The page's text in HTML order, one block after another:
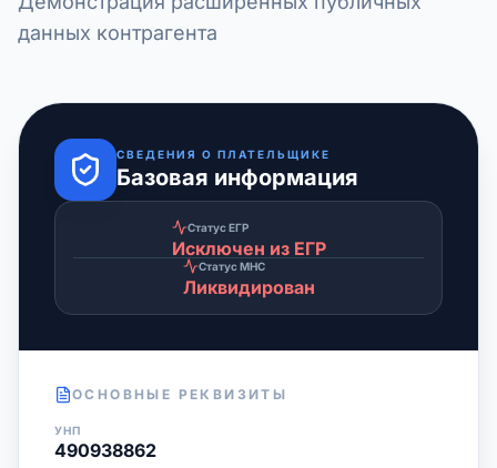
данных контрагента
СВЕДЕНИЯ О ПЛАТЕЛЬЩИКЕ
Базовая информация
Статус ЕГР
Исключен из ЕГР
Статус МНС
Ликвидирован
ОСНОВНЫЕ РЕКВИЗИТЫ
УНП
490938862